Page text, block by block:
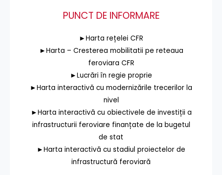
PUNCT DE INFORMARE
►Harta rețelei CFR
►Harta – Cresterea mobilitatii pe reteaua
feroviara CFR
►Lucrări în regie proprie
►Harta interactivă cu modernizările trecerilor la
nivel
►Harta interactivă cu obiectivele de investiții a
infrastructurii feroviare finanțate de la bugetul
de stat
►Harta interactivă cu stadiul proiectelor de
infrastructură feroviară